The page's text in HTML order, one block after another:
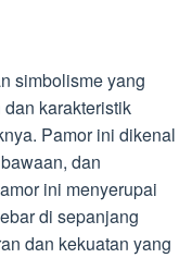
simbolisme yang
karakteristik
Pamor ini dikenal
dan
ini menyerupai
di sepanjang
dan kekuatan yang